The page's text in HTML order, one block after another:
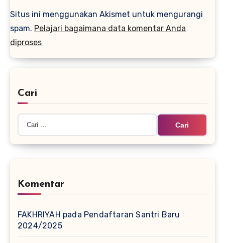
Situs ini menggunakan Akismet untuk mengurangi
spam. Pelajari bagaimana data komentar Anda
diproses
Cari
untuk:
Komentar
FAKHRIYAH pada Pendaftaran Santri Baru
2024/2025